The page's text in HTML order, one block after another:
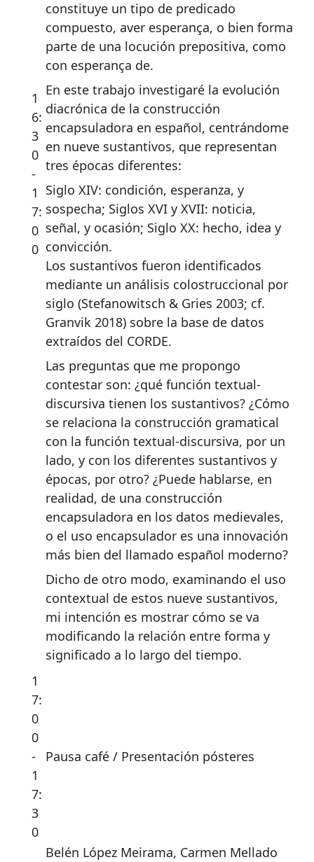
1
6:
3
0
-
1
7:
0
0
constituye un tipo de predicado
compuesto, aver esperança, o bien forma
parte de una locución prepositiva, como
con esperança de.
En este trabajo investigaré la evolución
diacrónica de la construcción
encapsuladora en español, centrándome
en nueve sustantivos, que representan
tres épocas diferentes:
Siglo XIV: condición, esperanza, y
sospecha; Siglos XVI y XVII: noticia,
señal, y ocasión; Siglo XX: hecho, idea y
convicción.
Los sustantivos fueron identificados
mediante un análisis colostruccional por
siglo (Stefanowitsch & Gries 2003; cf.
Granvik 2018) sobre la base de datos
extraídos del CORDE.
Las preguntas que me propongo
contestar son: ¿qué función textual-
discursiva tienen los sustantivos? ¿Cómo
se relaciona la construcción gramatical
con la función textual-discursiva, por un
lado, y con los diferentes sustantivos y
épocas, por otro? ¿Puede hablarse, en
realidad, de una construcción
encapsuladora en los datos medievales,
o el uso encapsulador es una innovación
más bien del llamado español moderno?
Dicho de otro modo, examinando el uso
contextual de estos nueve sustantivos,
mi intención es mostrar cómo se va
modificando la relación entre forma y
significado a lo largo del tiempo.
1
7:
0
0
-
1
7:
3
0
Pausa café / Presentación pósteres
Belén López Meirama, Carmen Mellado